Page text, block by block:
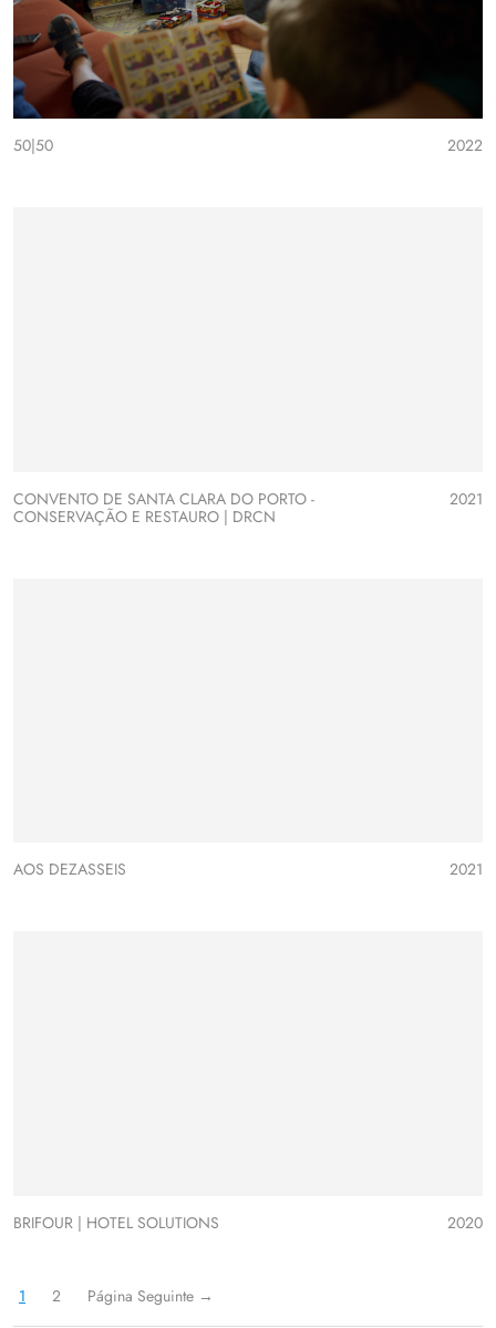
50|50 2022
CONVENTO DE SANTA CLARA DO PORTO -
CONSERVAÇÃO E RESTAURO | DRCN
2021
AOS DEZASSEIS 2021
BRIFOUR | HOTEL SOLUTIONS 2020
1 2 Página Seguinte →